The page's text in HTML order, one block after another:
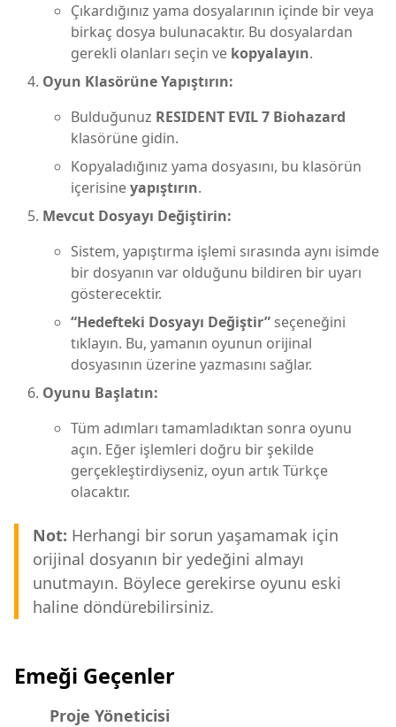
Çıkardığınız yama dosyalarının içinde bir veya
birkaç dosya bulunacaktır. Bu dosyalardan
gerekli olanları seçin ve kopyalayın.
Oyun Klasörüne Yapıştırın:
Bulduğunuz RESIDENT EVIL 7 Biohazard
klasörüne gidin.
Kopyaladığınız yama dosyasını, bu klasörün
içerisineyapıştırın.
Mevcut Dosyayı Değiştirin:
Sistem, yapıştırma işlemi sırasında aynı isimde
bir dosyanın var olduğunu bildiren bir uyarı
gösterecektir.
“Hedefteki Dosyayı Değiştir” seçeneğini
tıklayın. Bu, yamanın oyunun orijinal
dosyasının üzerine yazmasını sağlar.
Oyunu Başlatın:
Tüm adımları tamamladıktan sonra oyunu
açın. Eğer işlemleri doğru bir şekilde
gerçekleştirdiyseniz, oyun artık Türkçe
olacaktır.
Not: Herhangi bir sorun yaşamamak için
orijinal dosyanın bir yedeğini almayı
unutmayın. Böylece gerekirse oyunu eski
haline döndürebilirsiniz.
Emeği Geçenler
Proje Yöneticisi